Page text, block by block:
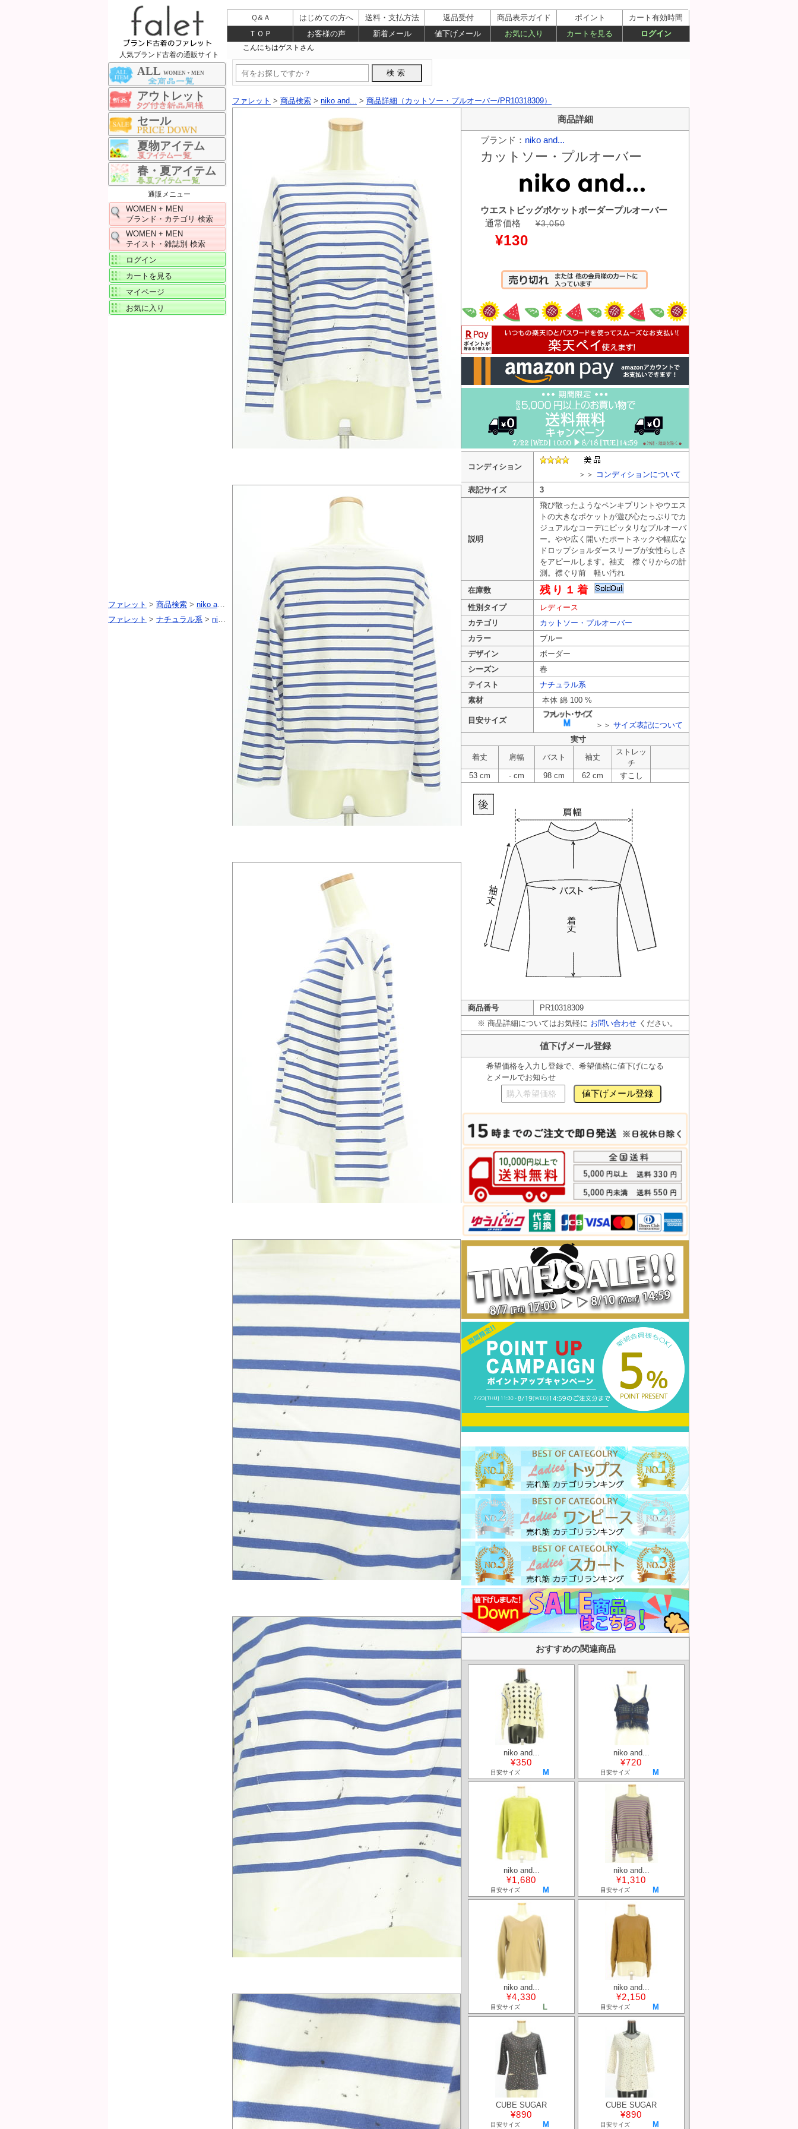
人気ブランド古着の通販サイト
ALL WOMEN + MEN
アウトレット
セール
夏物アイテム
春・夏アイテム
通販メニュー
WOMEN + MEN
ブランド・カテゴリ 検索
WOMEN + MEN
テイスト・雑誌別 検索
ログイン
カートを見る
マイページ
お気に入り
ファレット > 商品検索 > niko and... > 商品詳細（カットソー・プルオーバー/PR10318309）
商品詳細
ブランド： niko and...
カットソー・プルオーバー
ウエストビッグポケットボーダープルオーバー
通常価格
¥3,050
¥130
カートへ入れる
コンディション
＞＞ コンディションについて
表記サイズ
3
説明
飛び散ったようなペンキプリントやウエス
トの大きなポケットが遊び心たっぷりでカ
ジュアルなコーデにピッタリなプルオーバ
ー。やや広く開いたポートネックや幅広な
ドロップショルダースリーブが女性らしさ
をアピールします。袖丈 襟ぐりからの計
測。襟ぐり前 軽い汚れ
在庫数
残り１着
性別タイプ
レディース
カテゴリ
カットソー・プルオーバー
カラー
ブルー
デザイン
ボーダー
シーズン
春
テイスト
ナチュラル系
素材
本体 綿 100 %
目安サイズ
＞＞ サイズ表記について
実寸
着丈
肩幅 バスト 袖丈
ストレッ
チ
53 cm
- cm 98 cm 62 cm すこし
商品番号
PR10318309
※ 商品詳細についてはお気軽に お問い合わせ ください。
値下げメール登録
希望価格を入力し登録で、希望価格に値下げになる
とメールでお知らせ
おすすめの関連商品
niko and...
¥350
目安サイズ M
niko and...
¥720
目安サイズ M
niko and...
¥1,680
目安サイズ M
niko and...
¥1,310
目安サイズ M
niko and...
¥4,330
目安サイズ L
niko and...
¥2,150
目安サイズ M
CUBE SUGAR
¥890
目安サイズ M
CUBE SUGAR
¥890
目安サイズ M
ファレット > 商品検索 > niko and...（ニコ アンド） >niko and...（ニコ アンド） PR10318309
ファレット > ナチュラル系 > niko and...（ニコ アンド） >niko and...（ニコ アンド） PR10318309
Ｑ&Ａ はじめての方へ 送料・支払方法 返品受付 商品表示ガイド ポイント
カート有効時間
ＴＯＰ
お客様の声 新着メール 値下げメール お気に入り カートを見る ログイン